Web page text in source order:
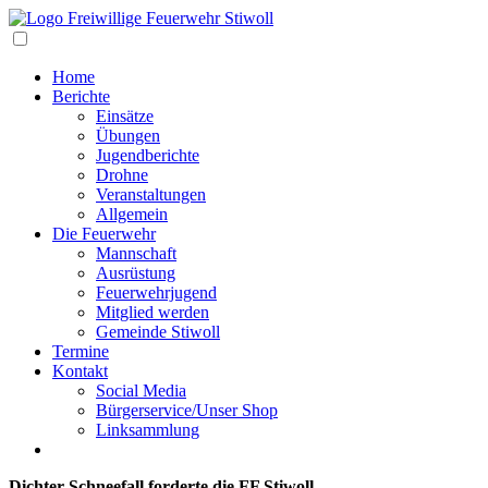
Home
Berichte
Einsätze
Übungen
Jugendberichte
Drohne
Veranstaltungen
Allgemein
Die Feuerwehr
Mannschaft
Ausrüstung
Feuerwehrjugend
Mitglied werden
Gemeinde Stiwoll
Termine
Kontakt
Social Media
Bürgerservice/Unser Shop
Linksammlung